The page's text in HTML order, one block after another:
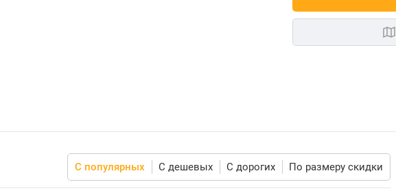
С популярных С дешевых С дорогих По размеру скидки